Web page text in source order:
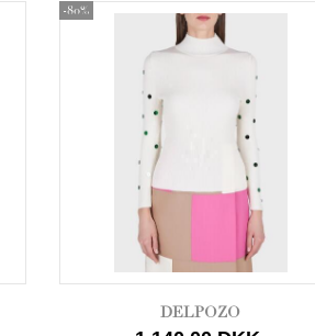
-80%
DELPOZO